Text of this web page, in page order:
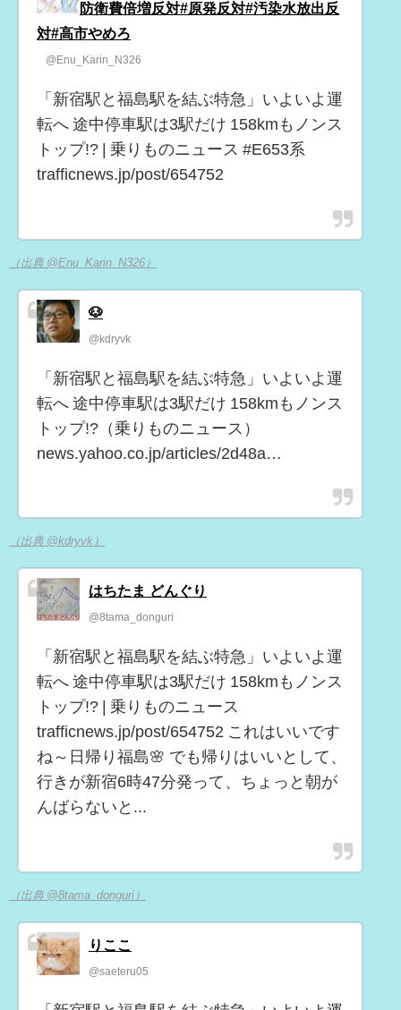
防衛費倍増反対#原発反対#汚染水放出反
対#高市やめろ
@Enu_Karin_N326
「新宿駅と福島駅を結ぶ特急」いよいよ運
転へ 途中停車駅は3駅だけ 158kmもノンス
トップ!? | 乗りものニュース #E653系
trafficnews.jp/post/654752
（出典 @Enu_Karin_N326）
🐶
@kdryvk
「新宿駅と福島駅を結ぶ特急」いよいよ運
転へ 途中停車駅は3駅だけ 158kmもノンス
トップ!?（乗りものニュース）
news.yahoo.co.jp/articles/2d48a…
（出典 @kdryvk）
はちたま どんぐり
@8tama_donguri
「新宿駅と福島駅を結ぶ特急」いよいよ運
転へ 途中停車駅は3駅だけ 158kmもノンス
トップ!? | 乗りものニュース
trafficnews.jp/post/654752 これはいいです
ね～日帰り福島🌸 でも帰りはいいとして、
行きが新宿6時47分発って、ちょっと朝が
んばらないと...
（出典 @8tama_donguri）
りここ
@saeteru05